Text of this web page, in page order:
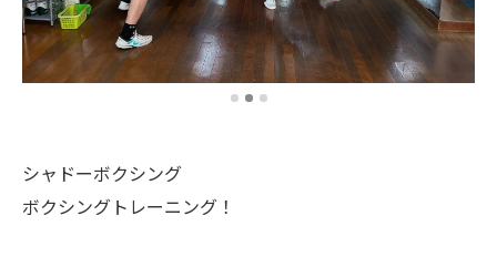
シャドーボクシング
ボクシングトレーニング！